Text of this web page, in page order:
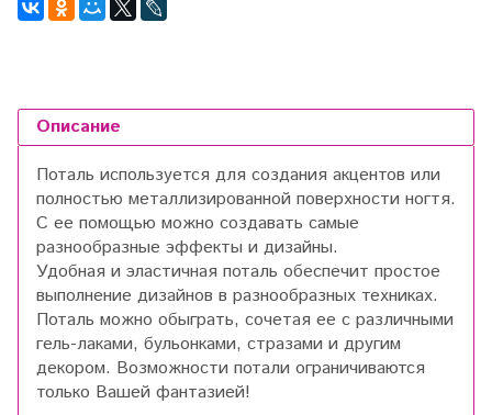
Описание
Поталь используется для создания акцентов или
полностью металлизированной поверхности ногтя.
С ее помощью можно создавать самые
разнообразные эффекты и дизайны.
Удобная и эластичная поталь обеспечит простое
выполнение дизайнов в разнообразных техниках.
Поталь можно обыграть, сочетая ее с различными
гель-лаками, бульонками, стразами и другим
декором. Возможности потали ограничиваются
только Вашей фантазией!